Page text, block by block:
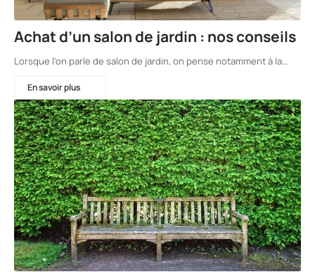
Achat d’un salon de jardin : nos conseils
Lorsque l’on parle de salon de jardin, on pense notamment à la…
En savoir plus